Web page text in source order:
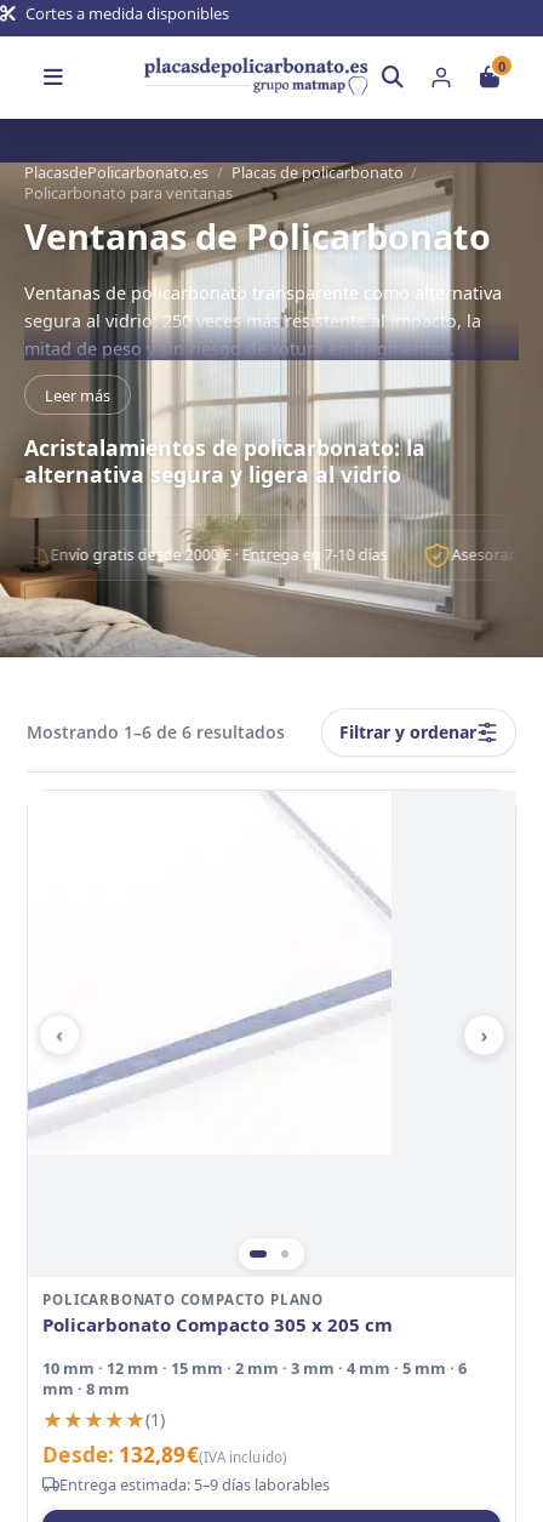
Cortes a medida disponibles
0
PlacasdePolicarbonato.es / Placas de policarbonato /
Policarbonato para ventanas
Ventanas de Policarbonato
Ventanas de policarbonato transparente como alternativa
segura al vidrio: 250 veces más resistente al impacto, la
mitad de peso y sin riesgo de rotura en fragmentos.
Policarbonato compacto para ventanas de naves, garajes e
invernaderos.
Leer más
Acristalamientos de policarbonato: la
alternativa segura y ligera al vidrio
Envío gratis desde 2000 € · Entrega en 7-10 días Asesoramiento
Mostrando 1–6 de 6 resultados Filtrar y ordenar
‹ ›
POLICARBONATO COMPACTO PLANO
Policarbonato Compacto 305 x 205 cm
10 mm · 12 mm · 15 mm · 2 mm · 3 mm · 4 mm · 5 mm · 6
mm · 8 mm
★★★★★
★★★★★(1)
Desde: 132,89€(IVA incluido)
Entrega estimada: 5–9 días laborables